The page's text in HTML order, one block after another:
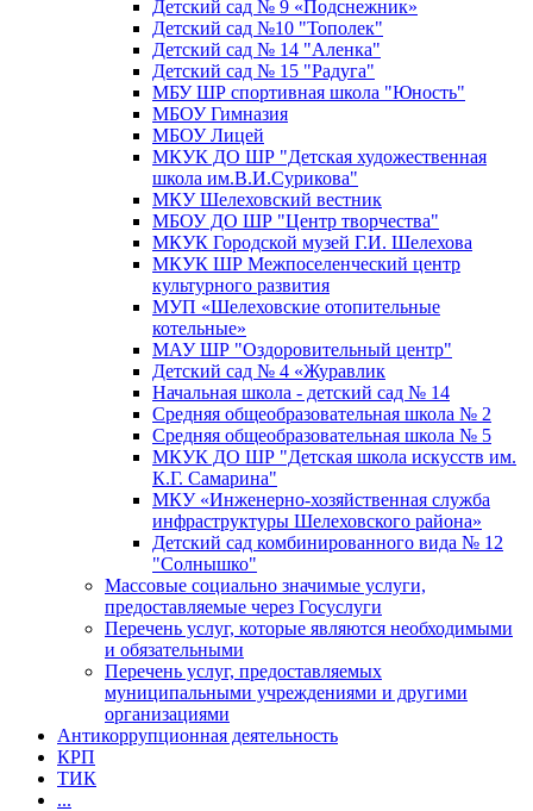
Детский сад № 9 «Подснежник»
Детский сад №10 "Тополек"
Детский сад № 14 "Аленка"
Детский сад № 15 "Радуга"
МБУ ШР спортивная школа "Юность"
МБОУ Гимназия
МБОУ Лицей
МКУК ДО ШР "Детская художественная
школа им.В.И.Сурикова"
МКУ Шелеховский вестник
МБОУ ДО ШР "Центр творчества"
МКУК Городской музей Г.И. Шелехова
МКУК ШР Межпоселенческий центр
культурного развития
МУП «Шелеховские отопительные
котельные»
МАУ ШР "Оздоровительный центр"
Детский сад № 4 «Журавлик
Начальная школа - детский сад № 14
Средняя общеобразовательная школа № 2
Средняя общеобразовательная школа № 5
МКУК ДО ШР "Детская школа искусств им.
К.Г. Самарина"
МКУ «Инженерно-хозяйственная служба
инфраструктуры Шелеховского района»
Детский сад комбинированного вида № 12
"Солнышко"
Массовые социально значимые услуги,
предоставляемые через Госуслуги
Перечень услуг, которые являются необходимыми
и обязательными
Перечень услуг, предоставляемых
муниципальными учреждениями и другими
организациями
Антикоррупционная деятельность
КРП
ТИК
...